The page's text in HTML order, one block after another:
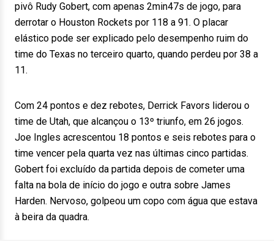
pivô Rudy Gobert, com apenas 2min47s de jogo, para
derrotar o Houston Rockets por 118 a 91. O placar
elástico pode ser explicado pelo desempenho ruim do
time do Texas no terceiro quarto, quando perdeu por 38 a
11.
Com 24 pontos e dez rebotes, Derrick Favors liderou o
time de Utah, que alcançou o 13º triunfo, em 26 jogos.
Joe Ingles acrescentou 18 pontos e seis rebotes para o
time vencer pela quarta vez nas últimas cinco partidas.
Gobert foi excluído da partida depois de cometer uma
falta na bola de início do jogo e outra sobre James
Harden. Nervoso, golpeou um copo com água que estava
à beira da quadra.